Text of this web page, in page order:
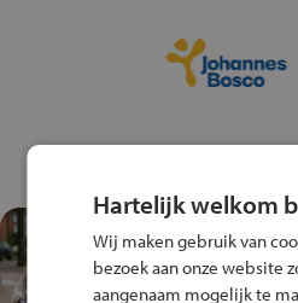
Test je
Fiets
Hartelijk welkom
Wij maken gebruik van
bezoek aan onze website
aangenaam mogelijk te